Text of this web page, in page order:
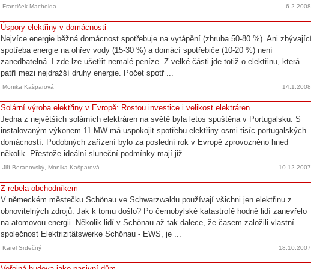
František Macholda 6.2.2008
Úspory elektřiny v domácnosti
Nejvíce energie běžná domácnost spotřebuje na vytápění (zhruba 50-80 %). Ani
spotřeba energie na ohřev vody (15-30 %) a domácí spotřebiče (10-20 %) není
zanedbatelná. I zde lze ušetřit nemalé peníze. Z velké části jde totiž o elektřinu, která
patří mezi nejdražší druhy energie. Počet spotř ...
Monika Kašparová 14.1.2008
Solární výroba elektřiny v Evropě: Rostou investice i velikost elektráren
Jedna z největších solárních elektráren na světě byla letos spuštěna v Portugalsku. S
instalovaným výkonem 11 MW má uspokojit spotřebu elektřiny osmi tisíc portugalských
domácností. Podobných zařízení bylo za poslední rok v Evropě zprovozněno hned
několik. Přestože ideální sluneční podmínky mají již ...
Jiří Beranovský, Monika Kašparová 10.12.2007
Z rebela obchodníkem
V německém městečku Schönau ve Schwarzwaldu používají všichni jen elektřinu z
obnovitelných zdrojů. Jak k tomu došlo? Po černobylské katastrofě hodně lidí zanevřelo
na atomovou energii. Několik lidí v Schönau až tak dalece, že časem založili vlastní
společnost Elektrizitätswerke Schönau - EWS, je ...
Karel Srdečný 18.10.2007